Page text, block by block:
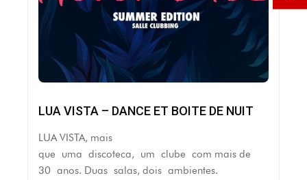
LUA VISTA – DANCE ET BOITE DE NUIT
LUA VISTA, mais
que uma discoteca, um clube com mais de
30 anos. Duas salas, dois ambientes.